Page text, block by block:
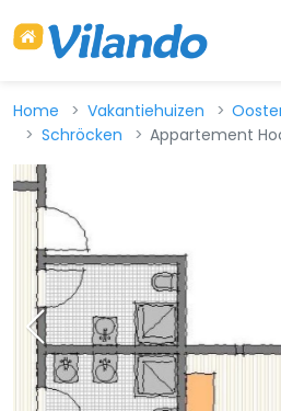
Home Vakantiehuizen
Schröcken
Appartement